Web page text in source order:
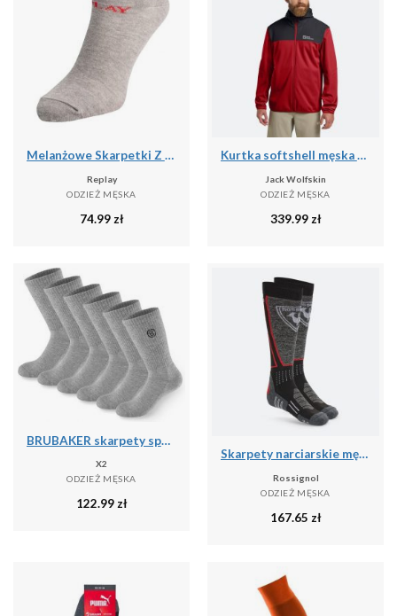
Melanżowe Skarpetki Z Logo Dla Dorosłych Unisex (zestaw 3 Sztuk)
Replay
ODZIEŻ MĘSKA
74.99 zł
Kurtka softshell męska Jack Wolfskin Feldberg Hoody
Jack Wolfskin
ODZIEŻ MĘSKA
339.99 zł
BRUBAKER skarpety sportowe 6 par unisex oddychające retro - Szary
X2
ODZIEŻ MĘSKA
122.99zł
Skarpety narciarskie męskie Rossignol High Speed
Rossignol
ODZIEŻ MĘSKA
167.65 zł